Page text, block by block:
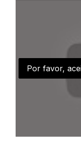
Por favor,